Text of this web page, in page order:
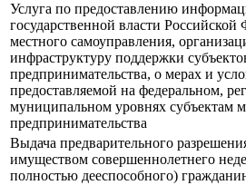
Услуга по предоставлению
государственной власти Российской
местного самоуправления,
инфраструктуру поддержки
предпринимательства, о мерах и
предоставляемой на федеральном,
муниципальном уровнях субъектам
предпринимательства
Выдача предварительного
имуществом совершеннолетнего
полностью дееспособного)